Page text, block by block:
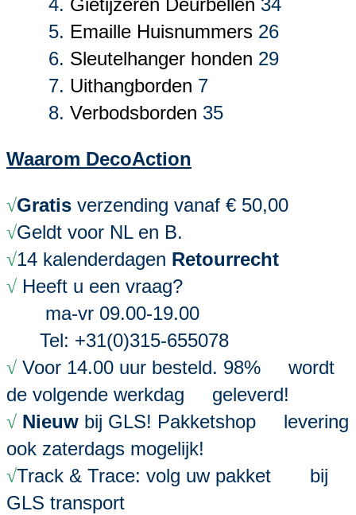
Gietijzeren Deurbellen 34
Emaille Huisnummers 26
Sleutelhanger honden 29
Uithangborden 7
Verbodsborden 35
Waarom DecoAction
√Gratis verzending vanaf € 50,00
√Geldt voor NL en B.
√14 kalenderdagen Retourrecht
√ Heeft u een vraag?
ma-vr 09.00-19.00
Tel: +31(0)315-655078
√ Voor 14.00 uur besteld. 98% wordt
de volgende werkdag geleverd!
√ Nieuw bij GLS! Pakketshop levering
ook zaterdags mogelijk!
√Track & Trace: volg uw pakket bij
GLS transport